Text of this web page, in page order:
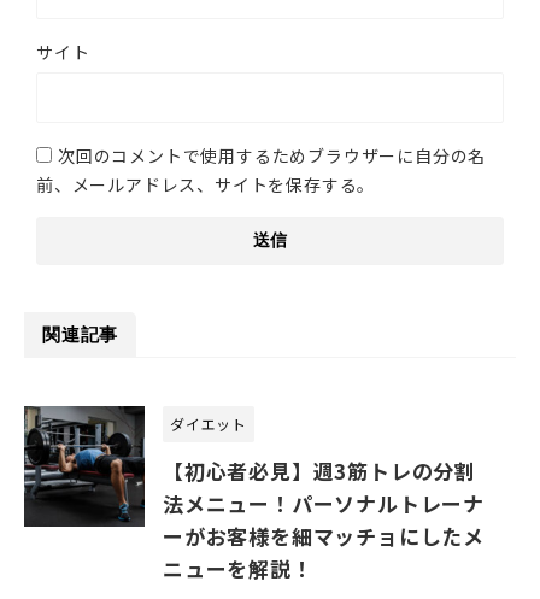
サイト
次回のコメントで使用するためブラウザーに自分の名
前、メールアドレス、サイトを保存する。
関連記事
ダイエット
【初心者必見】週3筋トレの分割
法メニュー！パーソナルトレーナ
ーがお客様を細マッチョにしたメ
ニューを解説！